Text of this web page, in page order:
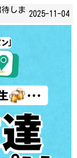
しま 2025-11-04